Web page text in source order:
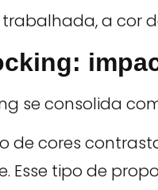
a cor
se consolida
de cores
Esse tipo de